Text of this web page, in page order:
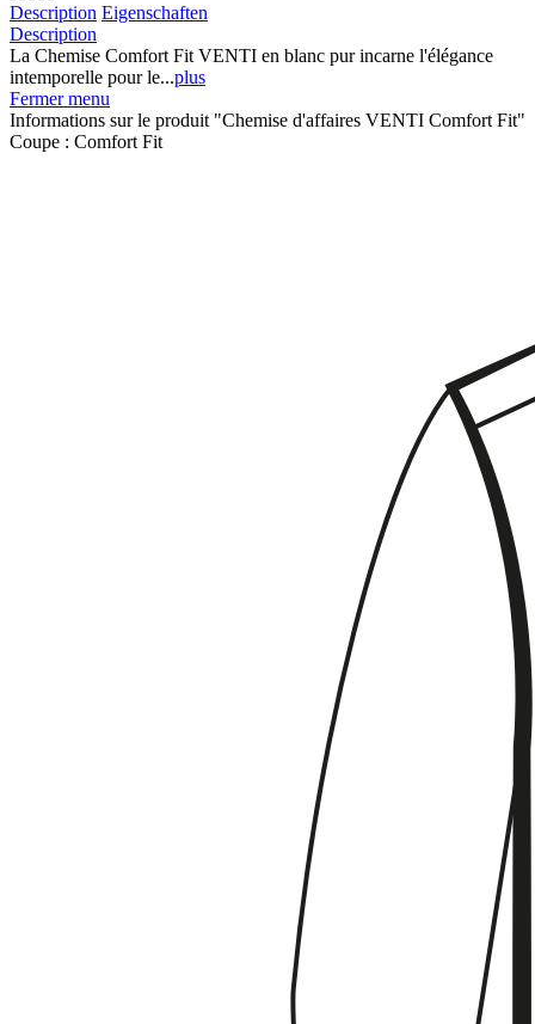
Description Eigenschaften
Description
La Chemise Comfort Fit VENTI en blanc pur incarne l'élégance
intemporelle pour le...plus
Fermer menu
Informations sur le produit "Chemise d'affaires VENTI Comfort Fit"
Coupe : Comfort Fit